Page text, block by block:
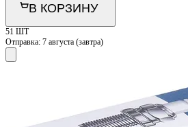
В КОРЗИНУ
51 ШТ
Отправка: 7 августа (завтра)